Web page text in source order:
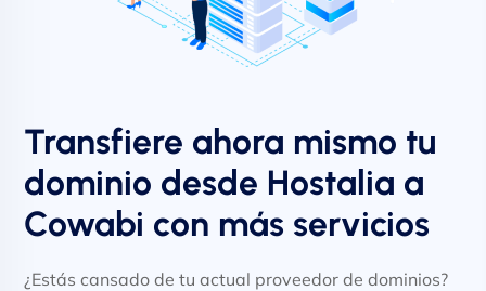
Transfiere ahora mismo tu
dominio desde Hostalia a
Cowabi con más servicios
¿Estás cansado de tu actual proveedor de dominios?